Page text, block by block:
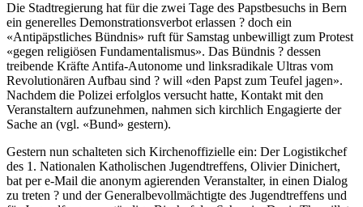
Die Stadtregierung hat für die zwei Tage des Papstbesuchs in Bern
ein generelles Demonstrationsverbot erlassen ? doch ein
«Antipäpstliches Bündnis» ruft für Samstag unbewilligt zum Protest
«gegen religiösen Fundamentalismus». Das Bündnis ? dessen
treibende Kräfte Antifa-Autonome und linksradikale Ultras vom
Revolutionären Aufbau sind ? will «den Papst zum Teufel jagen».
Nachdem die Polizei erfolglos versucht hatte, Kontakt mit den
Veranstaltern aufzunehmen, nahmen sich kirchlich Engagierte der
Sache an (vgl. «Bund» gestern).
Gestern nun schalteten sich Kirchenoffizielle ein: Der Logistikchef
des 1. Nationalen Katholischen Jugendtreffens, Olivier Dinichert,
bat per e-Mail die anonym agierenden Veranstalter, in einen Dialog
zu treten ? und der Generalbevollmächtigte des Jugendtreffens und